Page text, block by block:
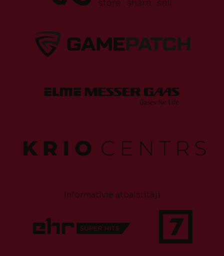
Informatīvie atbalstītāji